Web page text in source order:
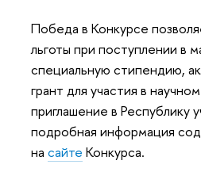
Победа в Конкурсе
льготы при поступлении в
специальную стипендию,
грант для участия в
приглашение в Республику
подробная информация
на сайте Конкурса.